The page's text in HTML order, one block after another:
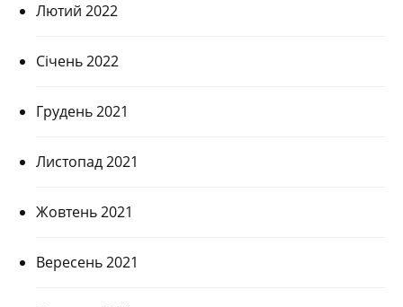
Лютий 2022
Січень 2022
Грудень 2021
Листопад 2021
Жовтень 2021
Вересень 2021